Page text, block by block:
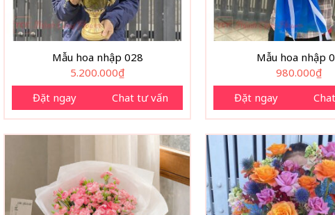
Bó hoa phù hợp với nhiều đối tượng, từ bạn gái, vợ cho đến đồng
Mẫu hoa nhập 028
5.200.000₫
Đặt ngay
Chat tư vấn
Mẫu hoa nhập
980.000₫
Đặt ngay